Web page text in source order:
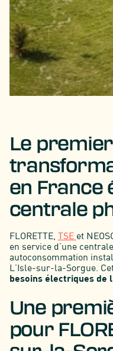
Le
en France
centrale
FLORETTE, TSE et
en service d’une
autoconsommation
L’Isle-sur-la-Sorgue.
besoins électriques de
Une
pour